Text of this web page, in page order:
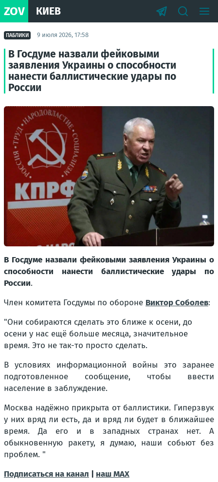
ZOV КИЕВ
ПАБЛИКИ 9 июля 2026, 17:58
В Госдуме назвали фейковыми
заявления Украины о способности
нанести баллистические удары по
России
В Госдуме назвали фейковыми заявления Украины о
способности нанести баллистические удары по
России.
Член комитета Госдумы по обороне Виктор Соболев:
"Они собираются сделать это ближе к осени, до
осени у нас ещё больше месяца, значительное
время. Это не так-то просто сделать.
В условиях информационной войны это заранее
подготовленное сообщение, чтобы ввести
население в заблуждение.
Москва надёжно прикрыта от баллистики. Гиперзвук
у них вряд ли есть, да и вряд ли будет в ближайшее
время. Да его и в западных странах нет. А
обыкновенную ракету, я думаю, наши собьют без
проблем. "
Подписаться на канал
наш МАХ